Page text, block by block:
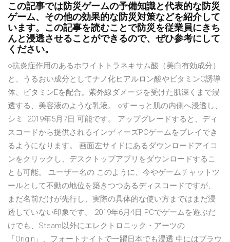
この記事では防災ゲームの予備知識と代表的な防災
ゲーム、その他の効果的な防災対策などを紹介して
います。この記事を読むことで防災を従業員にきち
んと浸透させることができるので、ぜひ参考にして
ください。
○抗炎症作用のあるホワイトトラネキサム酸（美白有効成分）
と、うるおい成分としてナノ化ヒアルロン酸やビタミンC誘導
体、ビタミンEを配合。紫外線ダメージを受けた肌深くまで浸
透する、美容液のような乳液。 ○すーっと肌の内側へ浸透し、
シミ 2019年5月7日 可能です。 アップグレードすると、ディ
スコードから提供されるインディーズPCゲームをプレイでき
るようになります。 画面左サイドにあるダウンロードアイコ
ンをクリックし、デスクトップアプリをダウンロードするこ
とも可能。 ユーザー名の このように、今やゲームチャットツ
ールとして不動の地位を築きつつあるディスコードですが、
まだ名前だけが先行し、実際の具体的な使い方まではまだ浸
透していない印象です。 2019年6月4日 PCでゲームを遊ぶだ
けでも、Steam以外にエレクトロニック・アーツの
「Origin」、フォートナイトで一躍日本でも浸透 中にはブラウ